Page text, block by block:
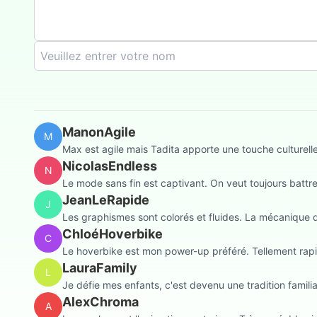
M ManonAgile
Max est agile mais Tadita apporte une touche
N
NicolasEndless
Le mode sans fin est captivant. On veut toujours
J
JeanLeRapide
Les graphismes sont colorés et fluides. La mécanique
C
ChloéHoverbike
Le hoverbike est mon power-up préféré. Tellement
L
LauraFamily
Je défie mes enfants, c'est devenu une tradition
A
AlexChroma